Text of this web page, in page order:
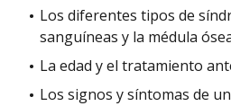
Los diferentes tipos de
sanguíneas y la médula
La edad y el tratamiento
Los signos y síntomas de